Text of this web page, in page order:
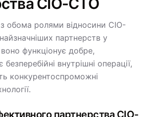
з обома ролями відносини CIO-
партнерств у
функціонує добре,
безперебійні внутрішні операції,
конкурентоспроможні
партнерства CIO-